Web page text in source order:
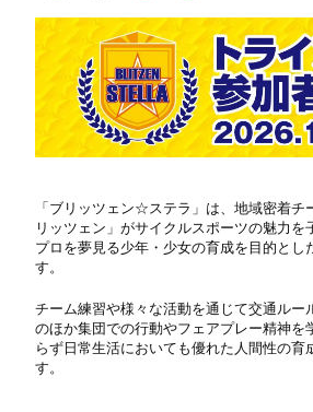
「ブリッツェン☆ステラ」は、地域密着チ
リッツェン」がサイクルスポーツの魅力を
プロを夢見る少年・少女の育成を目的とし
す。
チーム練習や様々な活動を通じて交通ルー
のほか集団での行動やフェアプレー精神を
らず日常生活においても優れた人間性の育
す。